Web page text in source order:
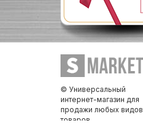
© Универсальный
интернет-магазин для
продажи любых видов
товаров